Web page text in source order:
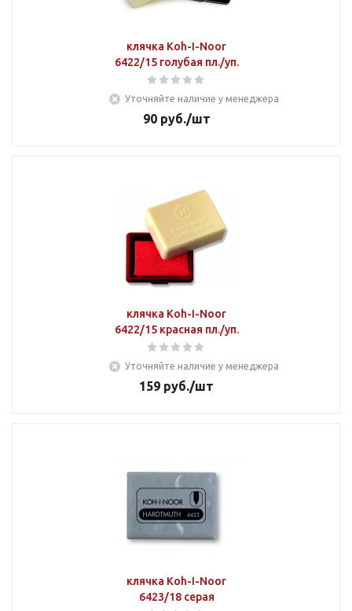
клячка Koh-I-Noor
6422/15 голубая пл./уп.
Уточняйте наличие у менеджера
90руб./шт
клячка Koh-I-Noor
6422/15 красная пл./уп.
Уточняйте наличие у менеджера
159 руб./шт
клячка Koh-I-Noor
6423/18 серая